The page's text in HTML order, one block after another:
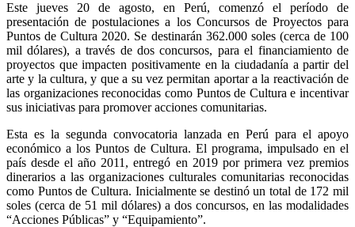
Este jueves 20 de agosto, en Perú, comenzó el período de
presentación de postulaciones a los Concursos de Proyectos para
Puntos de Cultura 2020. Se destinarán 362.000 soles (cerca de 100
mil dólares), a través de dos concursos, para el financiamiento de
proyectos que impacten positivamente en la ciudadanía a partir del
arte y la cultura, y que a su vez permitan aportar a la reactivación de
las organizaciones reconocidas como Puntos de Cultura e incentivar
sus iniciativas para promover acciones comunitarias.
Esta es la segunda convocatoria lanzada en Perú para el apoyo
económico a los Puntos de Cultura. El programa, impulsado en el
país desde el año 2011, entregó en 2019 por primera vez premios
dinerarios a las organizaciones culturales comunitarias reconocidas
como Puntos de Cultura. Inicialmente se destinó un total de 172 mil
soles (cerca de 51 mil dólares) a dos concursos, en las modalidades
“Acciones Públicas” y “Equipamiento”.